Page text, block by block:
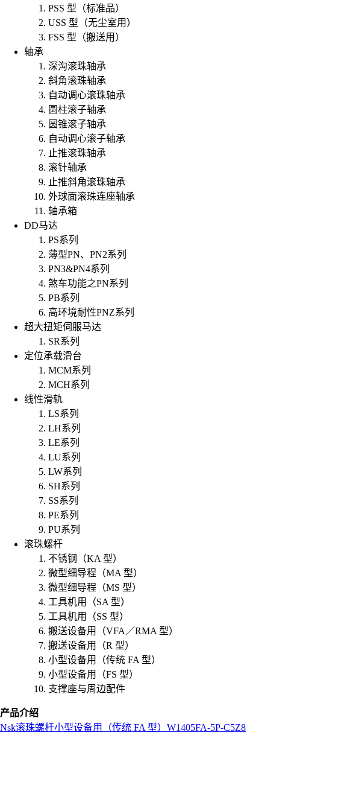
PSS 型（标准品）
USS 型（无尘室用）
FSS 型（搬送用）
轴承
深沟滚珠轴承
斜角滚珠轴承
自动调心滚珠轴承
圆柱滚子轴承
圆锥滚子轴承
自动调心滚子轴承
止推滚珠轴承
滚针轴承
止推斜角滚珠轴承
外球面滚珠连座轴承
轴承箱
DD马达
PS系列
薄型PN、PN2系列
PN3&PN4系列
煞车功能之PN系列
PB系列
高环境耐性PNZ系列
超大扭矩伺服马达
SR系列
定位承载滑台
MCM系列
MCH系列
线性滑轨
LS系列
LH系列
LE系列
LU系列
LW系列
SH系列
SS系列
PE系列
PU系列
滚珠螺杆
不锈钢（KA 型）
微型细导程（MA 型）
微型细导程（MS 型）
工具机用（SA 型）
工具机用（SS 型）
搬送设备用（VFA／RMA 型）
搬送设备用（R 型）
小型设备用（传统 FA 型）
小型设备用（FS 型）
支撑座与周边配件
产品介绍
Nsk滚珠螺杆小型设备用（传统 FA 型） W1405FA-5P-C5Z8